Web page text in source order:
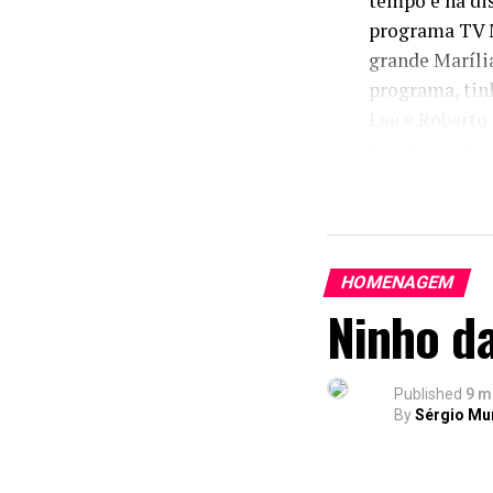
programa TV
grande
programa,
Ney
Szerman
HOMENAGEM
Ninho
Published 9
BySérgio